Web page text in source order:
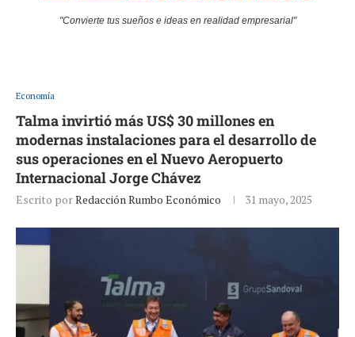
"Convierte tus sueños e ideas en realidad empresarial"
Economía
Talma invirtió más US$ 30 millones en
modernas instalaciones para el desarrollo de
sus operaciones en el Nuevo Aeropuerto
Internacional Jorge Chávez
Escrito porRedacción Rumbo Económico 31 mayo, 2025